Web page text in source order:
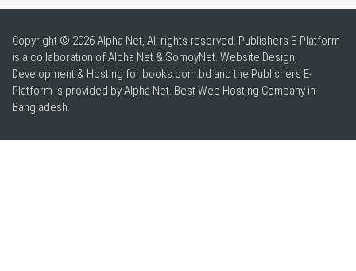
Copyright © 2026 Alpha Net, All rights reserved. Publishers E-Platform
is a collaboration of Alpha Net & SomoyNet. Website Design,
Development & Hosting for books.com.bd and the Publishers E-
Platform is provided by Alpha Net. BestWeb Hosting Company in
Bangladesh.